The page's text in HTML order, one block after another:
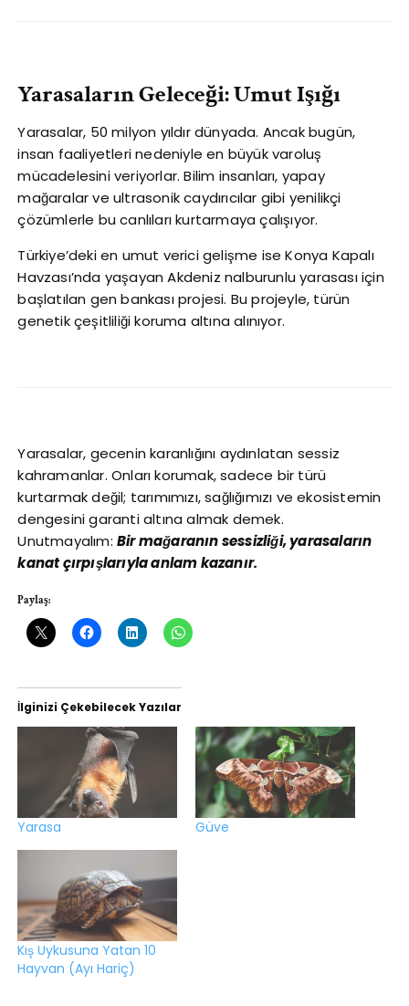
Yarasaların Geleceği: Umut Işığı
Yarasalar, 50 milyon yıldır dünyada. Ancak bugün,
insan faaliyetleri nedeniyle en büyük varoluş
mücadelesini veriyorlar. Bilim insanları, yapay
mağaralar ve ultrasonik caydırıcılar gibi yenilikçi
çözümlerle bu canlıları kurtarmaya çalışıyor.
Türkiye’deki en umut verici gelişme ise Konya Kapalı
Havzası’nda yaşayan Akdeniz nalburunlu yarasası için
başlatılan gen bankası projesi. Bu projeyle, türün
genetik çeşitliliği koruma altına alınıyor.
Yarasalar, gecenin karanlığını aydınlatan sessiz
kahramanlar. Onları korumak, sadece bir türü
kurtarmak değil; tarımımızı, sağlığımızı ve ekosistemin
dengesini garanti altına almak demek.
Unutmayalım:Bir mağaranın sessizliği, yarasaların
kanat çırpışlarıyla anlam kazanır.
Paylaş:
İlginizi Çekebilecek Yazılar
Yarasa Güve
Kış Uykusuna Yatan 10
Hayvan (Ayı Hariç)